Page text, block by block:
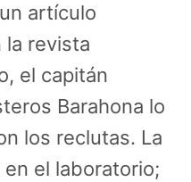
artículo
la revista
el capitán
Barahona lo
los reclutas. La
el laboratorio;